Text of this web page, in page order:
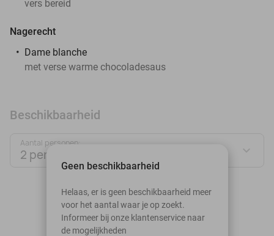
vers bereid
Nagerecht
Dame blanche
met verse warme chocoladesaus
Beschikbaarheid
Aantal personen:
2 personen
augustus 2026
Ma
Di Wo Do Vr
Geen beschikbaarheid
Helaas, er is geen beschikbaarheid meer
voor het aantal waar je op zoekt.
Informeer bij onze klantenservice naar
de mogelijkheden